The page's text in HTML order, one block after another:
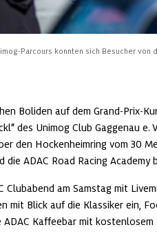
Parcours konnten sich Besucher von
Boliden auf dem Grand-Prix-
des Unimog Club Gaggenau
den Hockenheimring vom 30
ADAC Road Racing Academy
Clubabend am Samstag mit
mit Blick auf die Klassiker ein,
Kaffeebar mit kostenlosem